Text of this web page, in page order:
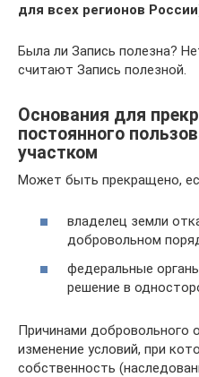
для всех регионов
Была ли Запись полезна?
считают Запись полезной.
Основания для
постоянного
участком
Может быть прекращено,
владелец земли
добровольном
федеральные
решение в
Причинами добровольного
изменение условий, при
собственность